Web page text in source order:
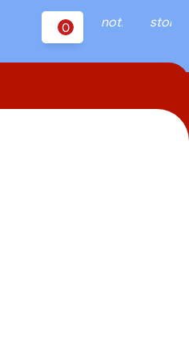
store
notifications
0